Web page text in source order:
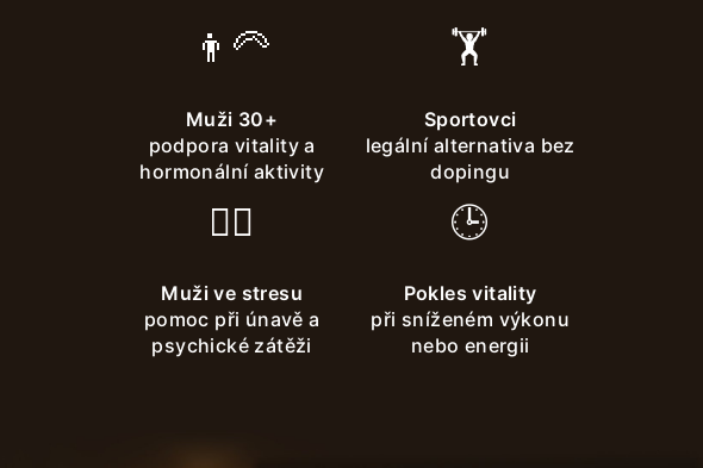
👨‍🦳
Muži 30+
podpora vitality a
hormonální aktivity
🏋️
Sportovci
legální alternativa bez
dopingu
😮‍💨
Muži ve stresu
pomoc při únavě a
psychické zátěži
🕒
Pokles vitality
při sníženém výkonu
nebo energii